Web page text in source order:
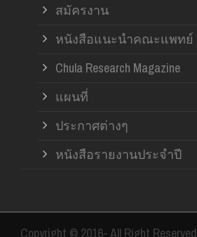
สมัครงาน
หนังสือแนะนำคณะแพทย์
Chula Research Magazine
แผนที่
ประกาศต่างๆ
หนังสือรายงานประจำปี
Copyright © 2016- All Right Reserved